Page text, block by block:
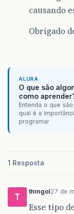
causando
Obrigado
ALURA
O que são
como
Entenda o que
qual é a
programar
1 Resposta
T
thingol27 de
Esse tipo